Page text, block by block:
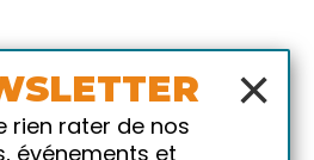
×
rien rater de nos
événements et